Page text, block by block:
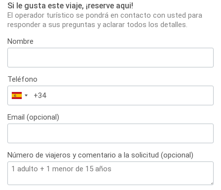
Si le gusta este viaje, ¡reserve aqui!
El operador turístico se pondrá en contacto con usted para
responder a sus preguntas y aclarar todos los detalles.
Nombre
Teléfono
España
+34
Email (opcional)
Número de viajeros y comentario a la solicitud (opcional)